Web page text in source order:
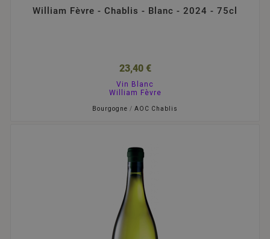
William Fèvre - Chablis - Blanc - 2024 - 75cl
23,40 €
Vin Blanc
William Fèvre
Bourgogne / AOC Chablis